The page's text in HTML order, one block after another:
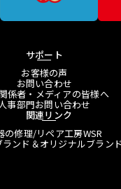
サポート
お客様の声
お問い合わせ
係者・メディアの皆様へ
事部門お問い合わせ
関連リンク
の修理/リペア工房WSR
ンド＆オリジナルブランド